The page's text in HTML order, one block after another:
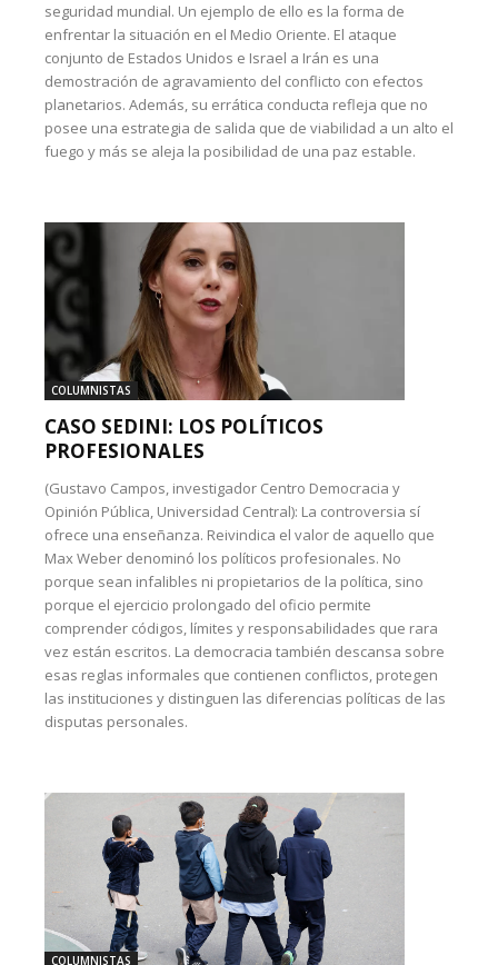
seguridad mundial. Un ejemplo de ello es la forma de
enfrentar la situación en el Medio Oriente. El ataque
conjunto de Estados Unidos e Israel a Irán es una
demostración de agravamiento del conflicto con efectos
planetarios. Además, su errática conducta refleja que no
posee una estrategia de salida que de viabilidad a un alto el
fuego y más se aleja la posibilidad de una paz estable.
COLUMNISTAS
CASO SEDINI: LOS POLÍTICOS
PROFESIONALES
(Gustavo Campos, investigador Centro Democracia y
Opinión Pública, Universidad Central): La controversia sí
ofrece una enseñanza. Reivindica el valor de aquello que
Max Weber denominó los políticos profesionales. No
porque sean infalibles ni propietarios de la política, sino
porque el ejercicio prolongado del oficio permite
comprender códigos, límites y responsabilidades que rara
vez están escritos. La democracia también descansa sobre
esas reglas informales que contienen conflictos, protegen
las instituciones y distinguen las diferencias políticas de las
disputas personales.
COLUMNISTAS